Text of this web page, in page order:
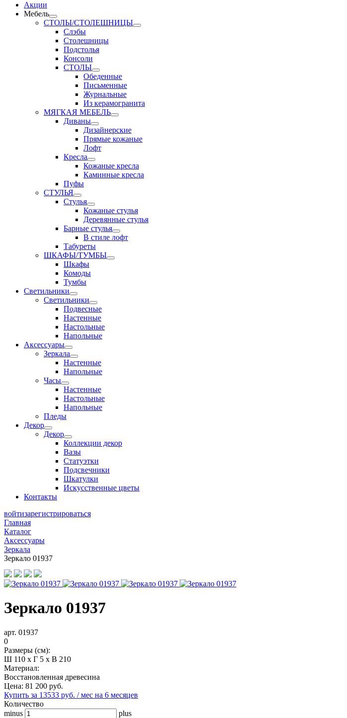
Акции
Мебель
СТОЛЫ/СТОЛЕШНИЦЫ
Слэбы
Столешницы
Подстолья
Консоли
СТОЛЫ
Обеденные
Письменные
Журнальные
Из керамогранита
МЯГКАЯ МЕБЕЛЬ
Диваны
Дизайнерские
Прямые кожаные
Лофт
Кресла
Кожаные кресла
Каминные кресла
Пуфы
СТУЛЬЯ
Стулья
Кожаные стулья
Деревянные стулья
Барные стулья
В стиле лофт
Табуреты
ШКАФЫ/ТУМБЫ
Шкафы
Комоды
Тумбы
Светильники
Светильники
Подвесные
Настенные
Настольные
Напольные
Аксессуары
Зеркала
Настенные
Напольные
Часы
Настенные
Настольные
Напольные
Пледы
Декор
Декор
Коллекции декор
Вазы
Статуэтки
Подсвечники
Шкатулки
Искусственные цветы
Контакты
войтизарегистрироваться
Главная
Каталог
Аксессуары
Зеркала
Зеркало 01937
Зеркало 01937
арт. 01937
0
Размеры (см):
Ш 110 x Г 5 x В 210
Материал:
Восстановленная древесина
Цена: 81 200 руб.
Купить за 13533 руб. / мес на 6 месяцев
Количество
minus
plus